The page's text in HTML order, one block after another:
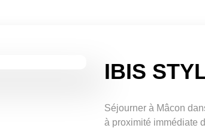
IBIS
Séjourner à Mâcon
à proximité immédiate